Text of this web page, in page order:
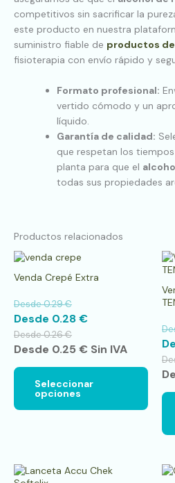
competitivos sin sacrificar la
este producto en nuestra
suministro fiable de productos
fisioterapia con envío rápido y
Formato profesional:
vertido cómodo y un
líquido.
Garantía de calidad:
que respetan los
planta para que el
todas sus propiedades
Productos relacionados
Venda Crepé Extra
Desde0.29€
Desde 0.28€
Desde0.26€
Desde 0.25 € Sin IVA
Seleccionar
opciones
Este
elegir
página